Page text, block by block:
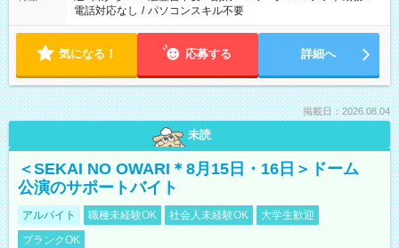
電話対応なし / パソコンスキル不要
気になる！ 応募する 詳細へ
掲載日：2026.08.04
未読
＜SEKAI NO OWARI＊8月15日・16日＞ドーム
公演のサポートバイト
アルバイト 職種未経験OK 社会人未経験OK
大学生歓迎
ブランクOK